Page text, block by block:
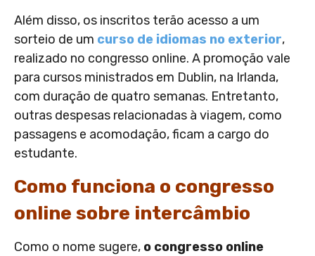
Além disso, os inscritos terão acesso a um
sorteio de um curso de idiomas no exterior,
realizado no congresso online. A promoção vale
para cursos ministrados em Dublin, na Irlanda,
com duração de quatro semanas. Entretanto,
outras despesas relacionadas à viagem, como
passagens e acomodação, ficam a cargo do
estudante.
Como funciona o congresso
online sobre intercâmbio
Como o nome sugere, o congresso online